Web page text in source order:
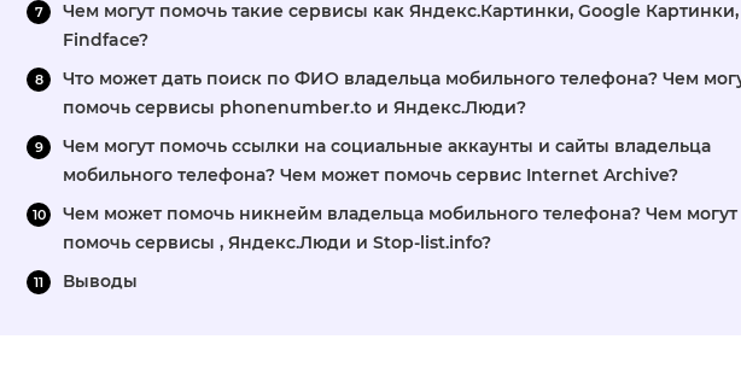
Чем могут помочь такие сервисы как Яндекс.Картинки, Google Картинки,
Findface?
Что может дать поиск по ФИО владельца мобильного телефона? Чем
помочь сервисы phonenumber.to и Яндекс.Люди?
Чем могут помочь ссылки на социальные аккаунты и сайты владельца
мобильного телефона? Чем может помочь сервис Internet Archive?
Чем может помочь никнейм владельца мобильного телефона? Чем могут
помочь сервисы , Яндекс.Люди и Stop-list.info?
Выводы